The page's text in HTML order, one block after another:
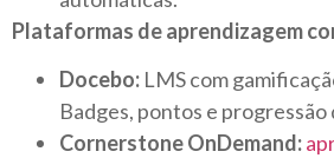
Plataformas de aprendizagem
Docebo: LMS com
Badges, pontos e progressão
Cornerstone OnDemand: